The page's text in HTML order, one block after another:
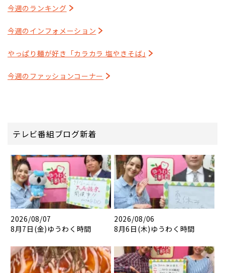
今週のランキング
今週のインフォメーション
やっぱり麺が好き「カラカラ 塩やきそば｣
今週のファッションコーナー
テレビ番組ブログ新着
2026/08/07
8月7日(金)ゆうわく時間
2026/08/06
8月6日(木)ゆうわく時間